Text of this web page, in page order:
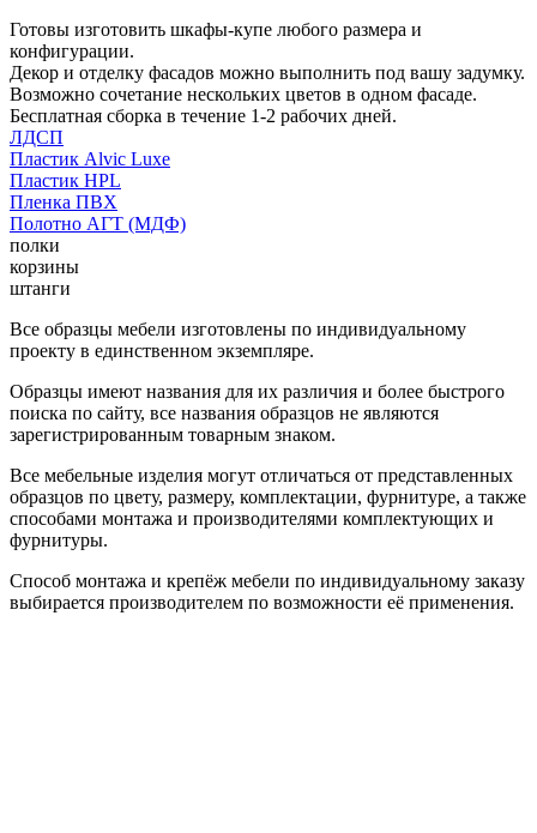
Готовы изготовить шкафы-купе любого размера и
конфигурации.
Декор и отделку фасадов можно выполнить под вашу задумку.
Возможно сочетание нескольких цветов в одном фасаде.
Бесплатная сборка в течение 1-2 рабочих дней.
ЛДСП
Пластик Alvic Luxe
Пластик HPL
Пленка ПВХ
Полотно АГТ (МДФ)
полки
корзины
штанги
Все образцы мебели изготовлены по индивидуальному
проекту в единственном экземпляре.
Образцы имеют названия для их различия и более быстрого
поиска по сайту, все названия образцов не являются
зарегистрированным товарным знаком.
Все мебельные изделия могут отличаться от представленных
образцов по цвету, размеру, комплектации, фурнитуре, а также
способами монтажа и производителями комплектующих и
фурнитуры.
Способ монтажа и крепёж мебели по индивидуальному заказу
выбирается производителем по возможности её применения.